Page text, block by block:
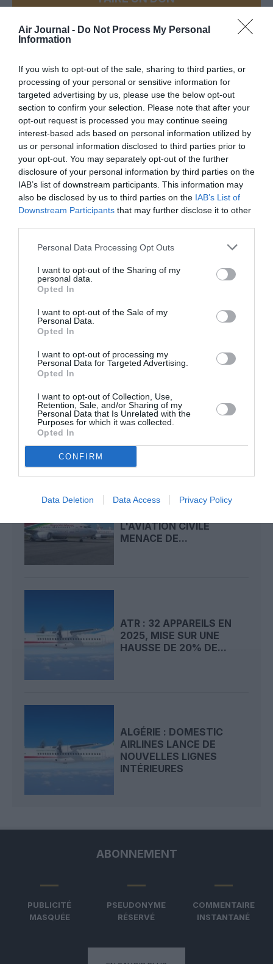
Air Journal - Do Not Process My Personal
Information
If you wish to opt-out of the sale, sharing to third parties, or
processing of your personal or sensitive information for
targeted advertising by us, please use the below opt-out
section to confirm your selection. Please note that after your
opt-out request is processed you may continue seeing
interest-based ads based on personal information utilized by
us or personal information disclosed to third parties prior to
your opt-out. You may separately opt-out of the further
disclosure of your personal information by third parties on the
IAB’s list of downstream participants. This information may
also be disclosed by us to third parties on the IAB’s List of
Downstream Participants that may further disclose it to other
Personal Data Processing Opt Outs
I want to opt-out of the Sharing of my
personal data.
Opted In
I want to opt-out of the Sale of my
Personal Data.
Opted In
I want to opt-out of processing my
Personal Data for Targeted Advertising.
Opted In
I want to opt-out of Collection, Use,
Retention, Sale, and/or Sharing of my
Personal Data that Is Unrelated with the
Purposes for which it was collected.
Opted In
CONFIRM
Data Deletion Data Access Privacy Policy
Appel aux lecteurs !
Soutenez Air Journal participez
NOUS SOUTENIR
DERNIERS COMMENTAIRES
a commenté l'article :
Fiabilité du COMAC C919 : des anomalies signalées
dans un document attribué à China Southern Airlines
DC-10
a commenté l'article :
aérien vers l’Amérique latine
air algerie
LIRE AUSSI
NIGERIA : UN
L'AVIATION CIVILE
MENACE DE...
ATR : 32 APPAREILS EN
2025, MISE SUR UNE
HAUSSE DE 20% DE...
ALGÉRIE : DOMESTIC
AIRLINES LANCE DE
NOUVELLES LIGNES
INTÉRIEURES
ABONNEMENT
PUBLICITÉ
MASQUÉE
PSEUDONYME
RÉSERVÉ
COMMENTAIRE
INSTANTANÉ